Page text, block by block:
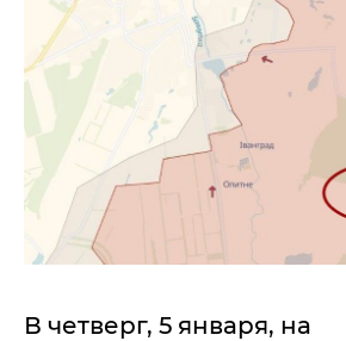
В четверг, 5 января, на